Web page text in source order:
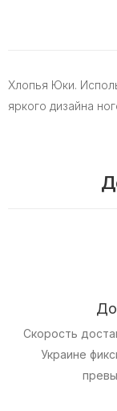
Хлопья Юки.
яркого дизайна
Скорость
Украине